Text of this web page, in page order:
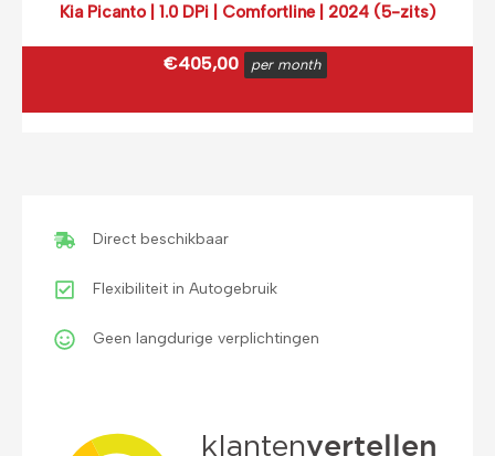
Kia Picanto | 1.0 DPi | Comfortline | 2024 (5-zits)
€405,00 per month
Direct beschikbaar
Flexibiliteit in Autogebruik
Geen langdurige verplichtingen